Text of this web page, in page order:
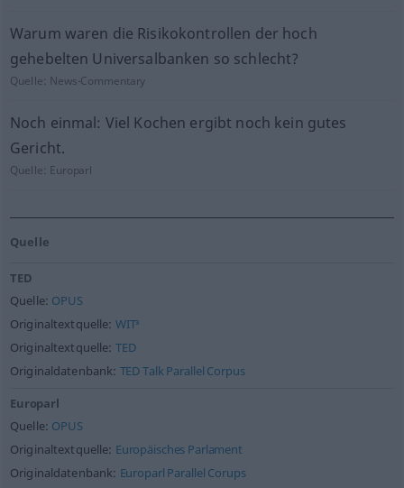
Warum waren die Risikokontrollen der hoch
gehebelten Universalbanken so schlecht?
Quelle: News-Commentary
Noch einmal: Viel Kochen ergibt noch kein gutes
Gericht.
Quelle: Europarl
Quelle
TED
Quelle: OPUS
Originaltextquelle: WIT³
Originaltextquelle: TED
Originaldatenbank: TED Talk Parallel Corpus
Europarl
Quelle: OPUS
Originaltextquelle: Europäisches Parlament
Originaldatenbank: Europarl Parallel Corups